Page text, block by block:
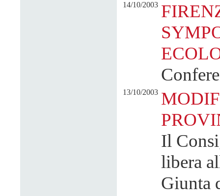
14/10/2003
13/10/2003
Il
libera
Giunta